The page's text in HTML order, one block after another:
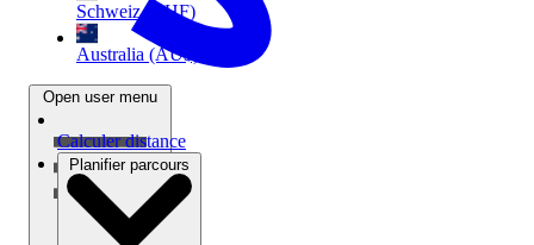
Schweiz (CHF)
Australia (AU$)
Open user menu
Calculer distance
Planifier parcours